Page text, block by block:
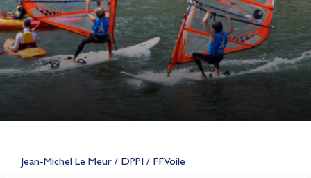
Jean-Michel Le Meur / DPPI / FFVoile
Lauriane Nolot en or à Long
Jeux Olympiques 2028